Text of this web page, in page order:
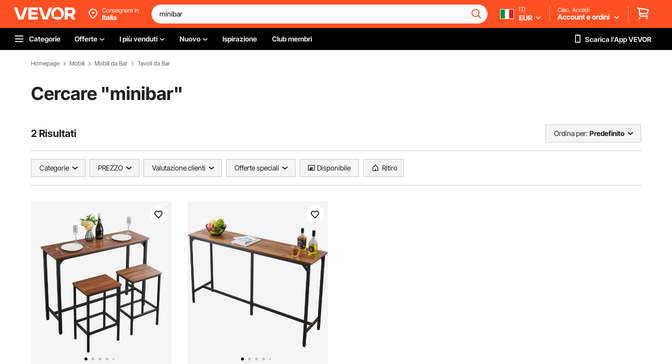
Consegnare in
Italia
IT/
EUR
Ciao, Accedi
Account e ordini
Categorie Offerte I più venduti Nuovo Ispirazione Club membri Scarica l'App VEVOR
Homepage Mobili Mobili da Bar Tavoli da Bar
Cercare "minibar"
2 Risultati Ordina per: Predefinito
Categorie PREZZO Valutazione clienti Offerte speciali Disponibile Ritiro